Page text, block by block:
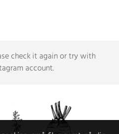
check it again or try with
account.